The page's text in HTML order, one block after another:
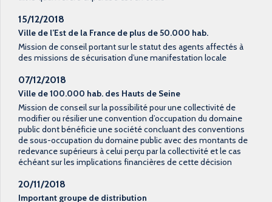
15/12/2018
Ville de l’Est de la France de plus de 50.000 hab.
Mission de conseil portant sur le statut des agents affectés à
des missions de sécurisation d’une manifestation locale
07/12/2018
Ville de 100.000 hab. des Hauts de Seine
Mission de conseil sur la possibilité pour une collectivité de
modifier ou résilier une convention d’occupation du domaine
public dont bénéficie une société concluant des conventions
de sous-occupation du domaine public avec des montants de
redevance supérieurs à celui perçu par la collectivité et le cas
échéant sur les implications financières de cette décision
20/11/2018
Important groupe de distribution